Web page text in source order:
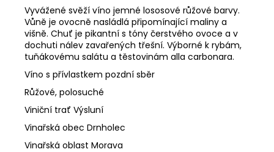
Vyvážené svěží víno jemné lososové růžové barvy.
Vůně je ovocně nasládlá připomínající maliny a
višně. Chuť je pikantní s tóny čerstvého ovoce a v
dochuti nálev zavařených třešní. Výborné k rybám,
tuňákovému salátu a těstovinám alla carbonara.
Víno s přívlastkem pozdní sběr
Růžové, polosuché
Viniční trať Výsluní
Vinařská obec Drnholec
Vinařská oblast Morava
m
CHOPIN
DORDA
SALT
CARAMEL
0,7L
18%
559